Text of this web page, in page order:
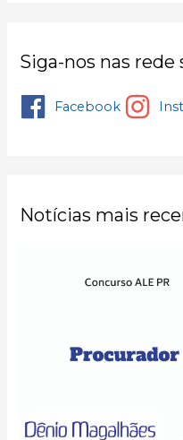
Siga-nos nas rede
Facebook
Notícias mais